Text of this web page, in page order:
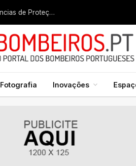
Liga dos Bombeiros quer fazer nascer licenciatura em Ciências de Proteção Civil e Bombeiros
Fotografia Inovações